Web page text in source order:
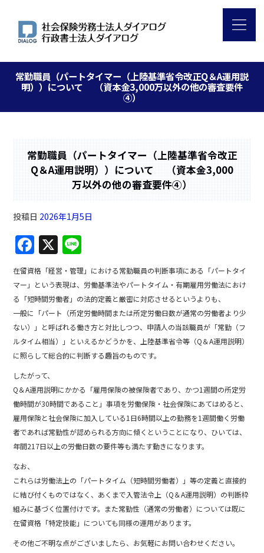
常勤職員（パートタイマー（上陸基準省令改正Q＆A運用説
明））について （資本金3,000万以外の他の審査要件
④）
常勤職員（パートタイマー（上陸基準省令改正
Q＆A運用説明））について （資本金3,000
万以外の他の審査要件④）
投稿日 2026年1月5日
F
a
c
e
b
o
o
k
X
n
e
在留資格「経営・管理」における常勤職員の判断事項にある「パートタイ
マー」という表現は、労働基準法やパートタイム・有期雇用労働法におけ
る「短時間労働者」の法的定義と厳密に対応させるというよりも、
一般に「パート（所定労働時間または所定労働日数が通常の労働者より少
ない）」と呼ばれる働き方と対比しつつ、申請人の当該職員が「常勤（フ
ルタイム相当）」といえるかどうかを、上陸基準省令等（Q＆A運用説明）
に照らして総合的に判断する趣旨のものです。
したがって、
Q＆A運用説明にかかる「雇用保険の被保険者であり、かつ1週間の所定労
働時間が30時間であること」事項を労働保険・社会保険にあてはめると、
雇用保険と社会保険に加入している1日6時間以上の勤務を1週間働く労働
者であれば常勤性が認められる方向に傾くということになり、ひいては、
年間217日以上の労働日数の要件等も満たす動きになります。
なお、
これらは労働法上の「パートタイム（短時間労働者）」等の定義と直接的
に結び付くものではなく、あくまで入管法令上（Q＆A運用説明）の判断枠
組みに基づく位置付けです。また常勤性（通常の労働者）については既に
在留資格「特定技能」についても同様の運用があります。
その他ご不明な点がございましたら、お気軽にお問い合わせください。